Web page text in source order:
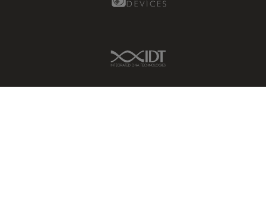
Industrielle Mikroskopie
Intraoperative OCT
Inverted Microscopy
Ionenstrahlätzen
IDT Link